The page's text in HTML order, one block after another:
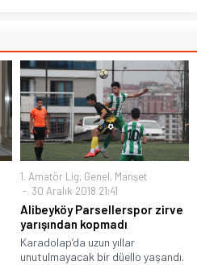
1. Amatör Lig, Genel, Manşet
30 Aralık 2018 21:41
Alibeyköy Parsellerspor zirve
yarışından kopmadı
Karadolap’da uzun yıllar
unutulmayacak bir düello yaşandı.